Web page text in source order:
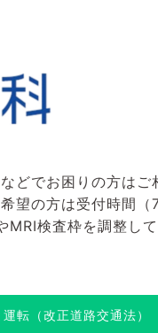
どでお困りの方はご
望の方は受付時間
検査枠を調整し
転（改正道路交通法）